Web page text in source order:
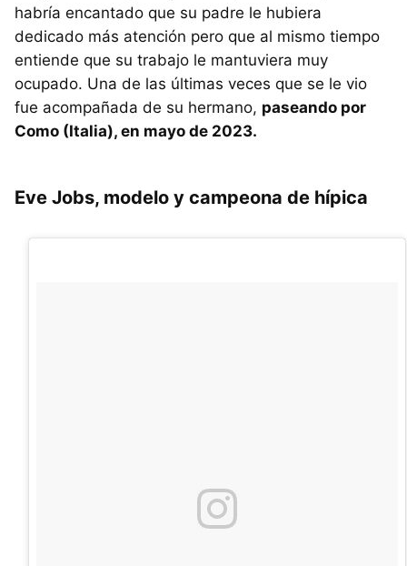
habría encantado que su padre le hubiera
dedicado más atención pero que al mismo tiempo
entiende que su trabajo le mantuviera muy
ocupado. Una de las últimas veces que se le vio
fue acompañada de su hermano, paseando por
Como (Italia), en mayo de 2023.
Eve Jobs, modelo y campeona de hípica